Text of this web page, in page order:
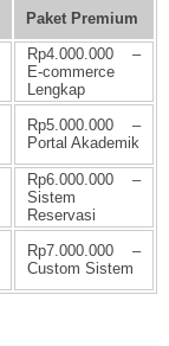
Paket Premium
Rp4.000.000 –
E-commerce
Lengkap
Rp5.000.000 –
Portal Akademik
Rp6.000.000 –
Sistem
Reservasi
Rp7.000.000 –
Custom Sistem